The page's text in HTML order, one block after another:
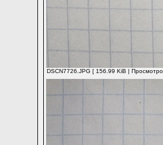
DSCN7726.JPG [ 156.99 KiB |